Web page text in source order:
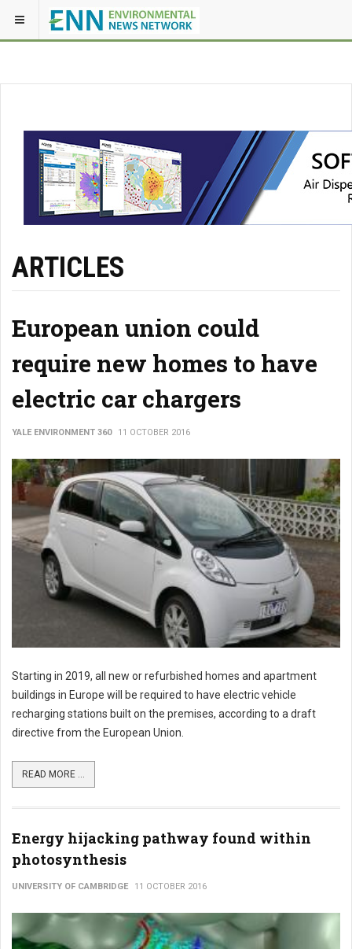
ARTICLES
European union could
require new homes to have
electric car chargers
YALE ENVIRONMENT 360 11 OCTOBER 2016
Starting in 2019, all new or refurbished homes and apartment
buildings in Europe will be required to have electric vehicle
recharging stations built on the premises, according to a draft
directive from the European Union.
READ MORE ...
Energy hijacking pathway found within
photosynthesis
UNIVERSITY OF CAMBRIDGE 11 OCTOBER 2016